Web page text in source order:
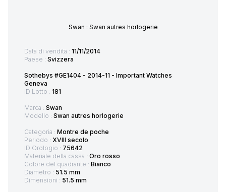
Swan : Swan autres horlogerie
Data di vendita : 11/11/2014
Paese : Svizzera
Sothebys #GE1404 - 2014-11 - Important Watches
Geneva
ID Lotto : 181
Marca : Swan
Modello : Swan autres horlogerie
Categoria : Montre de poche
Periodo : XVIII secolo
ID Orologio : 75642
Materiale della cassa : Oro rosso
Colore del quadrante : Bianco
Diametro : 51.5 mm
Dimensioni : 51.5 mm